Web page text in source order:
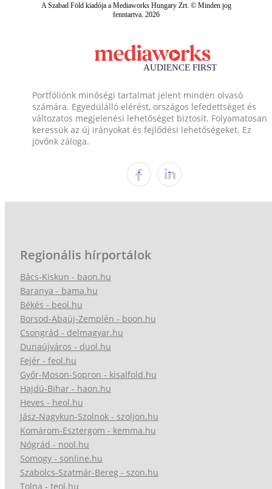
A Szabad Föld kiadója a Mediaworks Hungary Zrt. © Minden jog
fenntartva. 2026
Portfóliónk minőségi tartalmat jelent minden olvasó
számára. Egyedülálló elérést, országos lefedettséget és
változatos megjelenési lehetőséget biztosít. Folyamatosan
keressük az új irányokat és fejlődési lehetőségeket. Ez
jövőnk záloga.
Regionális hírportálok
Bács-Kiskun - baon.hu
Baranya - bama.hu
Békés - beol.hu
Borsod-Abaúj-Zemplén - boon.hu
Csongrád - delmagyar.hu
Dunaújváros - duol.hu
Fejér - feol.hu
Győr-Moson-Sopron - kisalfold.hu
Hajdú-Bihar - haon.hu
Heves - heol.hu
Jász-Nagykun-Szolnok - szoljon.hu
Komárom-Esztergom - kemma.hu
Nógrád - nool.hu
Somogy - sonline.hu
Szabolcs-Szatmár-Bereg - szon.hu
Tolna - teol.hu